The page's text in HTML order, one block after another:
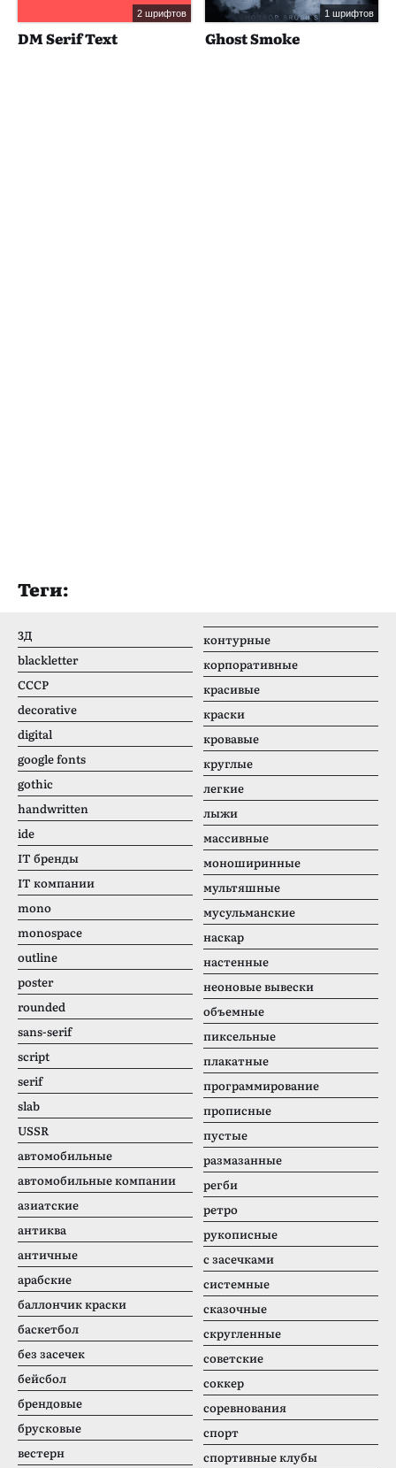
2 шрифтов
DM Serif Text
1 шрифтов
Ghost Smoke
Теги:
3Д
blackletter
CCCР
decorative
digital
google fonts
gothic
handwritten
ide
IT бренды
IT компании
mono
monospace
outline
poster
rounded
sans-serif
script
serif
slab
USSR
автомобильные
автомобильные компании
азиатские
антиква
античные
арабские
баллончик краски
баскетбол
без засечек
бейсбол
брендовые
брусковые
вестерн
контурные
корпоративные
красивые
краски
кровавые
круглые
легкие
лыжи
массивные
моноширинные
мультяшные
мусульманские
наскар
настенные
неоновые вывески
объемные
пиксельные
плакатные
программирование
прописные
пустые
размазанные
регби
ретро
рукописные
с засечками
системные
сказочные
скругленные
советские
соккер
соревнования
спорт
спортивные клубы